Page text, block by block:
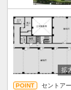
セントア